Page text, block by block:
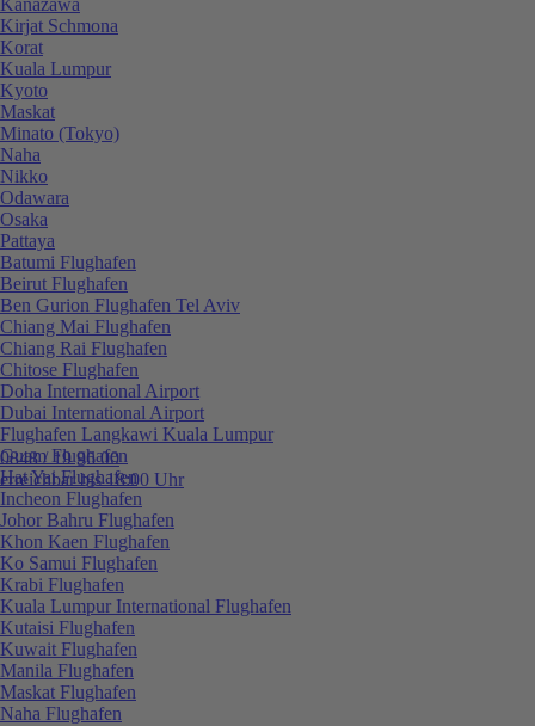
0848 / 19 96 00
erreichbar bis 18:00 Uhr
Kirjat Schmona
Korat
Kuala Lumpur
Kyoto
Maskat
Minato (Tokyo)
Naha
Nikko
Odawara
Osaka
Pattaya
Batumi Flughafen
Beirut Flughafen
Ben Gurion Flughafen Tel Aviv
Chiang Mai Flughafen
Chiang Rai Flughafen
Chitose Flughafen
Doha International Airport
Dubai International Airport
Flughafen Langkawi Kuala Lumpur
Guam Flughafen
Hat Yai Flughafen
Incheon Flughafen
Johor Bahru Flughafen
Khon Kaen Flughafen
Ko Samui Flughafen
Krabi Flughafen
Kuala Lumpur International Flughafen
Kutaisi Flughafen
Kuwait Flughafen
Manila Flughafen
Maskat Flughafen
Naha Flughafen